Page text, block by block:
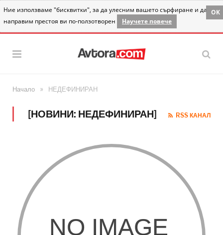
Ние използваме "бисквитки", за да улесним вашето сърфиране и да
направим престоя ви по-ползотворен
Научете повече
OK
Начало » НЕДЕФИНИРАН
[НОВИНИ: НЕДЕФИНИРАН] RSS КАНАЛ